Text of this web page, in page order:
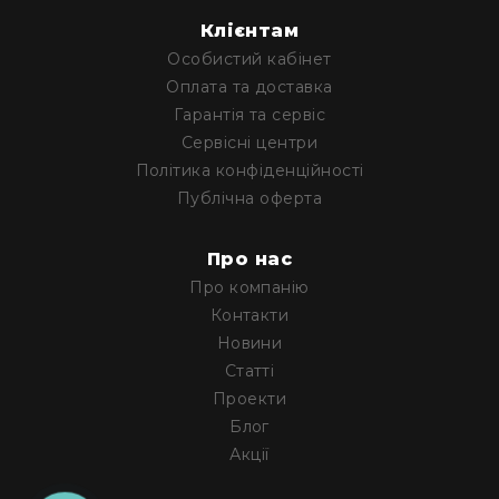
RF
кабелі
RF
роз'їєми
Тайм-
коди
Генератори
тайм-
Приймачі
та
передавачі
Дисплеї
Аксесуари
та
комплектуючі
Мікрофони
Клієнтам
Особистий кабінет
Оплата та доставка
Гарантія та сервіс
Сервісні центри
Політика конфіденційності
Публічна оферта
Про нас
Про компанію
Контакти
Новини
Статті
Проекти
Блог
Акції